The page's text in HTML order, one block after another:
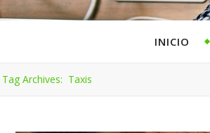
INICIO
Tag Archives: Taxis